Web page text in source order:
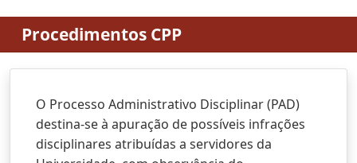
Procedimentos CPP
O Processo Administrativo Disciplinar (PAD)
destina-se à apuração de possíveis infrações
disciplinares atribuídas a servidores da